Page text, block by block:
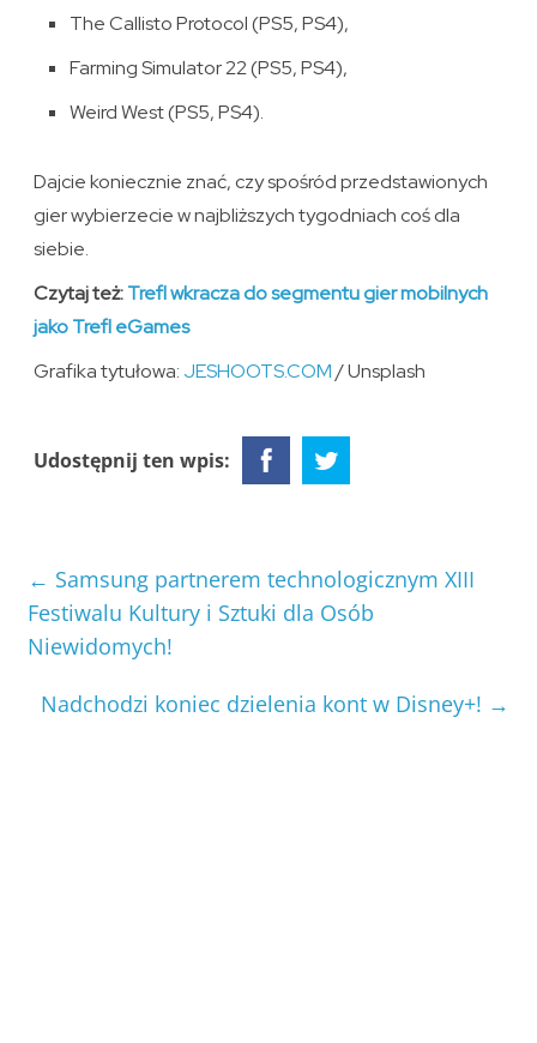
The Callisto Protocol (PS5, PS4),
Farming Simulator 22 (PS5, PS4),
Weird West (PS5, PS4).
Dajcie koniecznie znać, czy spośród przedstawionych
gier wybierzecie w najbliższych tygodniach coś dla
siebie.
Czytaj też:Trefl wkracza do segmentu gier mobilnych
jako Trefl eGames
Grafika tytułowa: JESHOOTS.COM/ Unsplash
Udostępnij ten wpis:
← Samsung partnerem technologicznym XIII
Festiwalu Kultury i Sztuki dla Osób
Niewidomych!
Nadchodzi koniec dzielenia kont w Disney+! →